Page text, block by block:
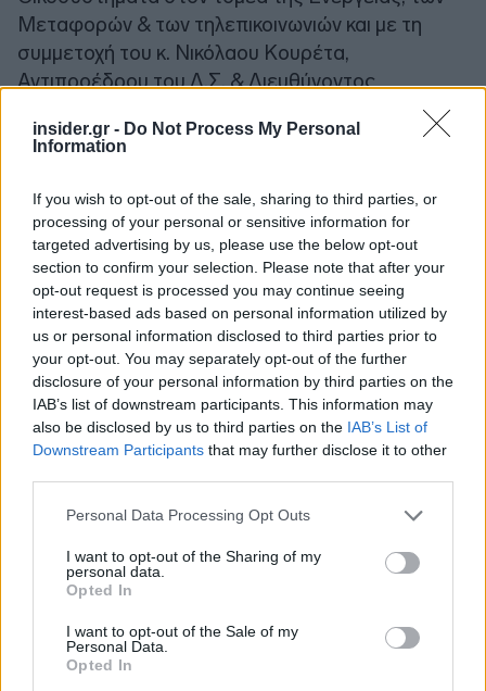
insider.gr - Do Not Process My Personal
Information
If you wish to opt-out of the sale, sharing to third parties, or
processing of your personal or sensitive information for
targeted advertising by us, please use the below opt-out
section to confirm your selection. Please note that after your
opt-out request is processed you may continue seeing
interest-based ads based on personal information utilized by
us or personal information disclosed to third parties prior to
your opt-out. You may separately opt-out of the further
disclosure of your personal information by third parties on the
IAB’s list of downstream participants. This information may
also be disclosed by us to third parties on the IAB’s List of
Downstream Participants that may further disclose it to other
Please note that this website/app uses one or more Google
not limited to your visit or usage behaviour. You may click to
grant or deny consent to Google and its third-party tags to
use your data for below specified purposes in below Google
consent section.
Personal Data Processing Opt Outs
I want to opt-out of the Sharing of my
personal data.
Opted In
I want to opt-out of the Sale of my
Personal Data.
Opted In
Μεταφορών & των τηλεπικοινωνιών και με τη
συμμετοχή του κ. Νικόλαου Κουρέτα,
Αντιπροέδρου του Δ.Σ. & Διευθύνοντος
Σωτήριου Πτωχού, Senior Executive & Co-
ενδελεχώς case studies, αλλά και νέες ιδέες που
αφορούν στον ψηφιακό μετασχηματισμό των
συγκεκριμένων κλάδων. Η συζήτηση
συντονίστηκε από τον Δρ. Χάρη Δούκα,
Αναπληρωτή Καθηγητή του Τομέα Ηλεκτρικών
Βιομηχανικών Διατάξεων και Συστημάτων
Αποφάσεων του Εθνικού Μετσόβιου
Πολυτεχνείου.
Κατόπιν, το πάνελ συζήτησης της επόμενης
ενότητας εστίασε το ενδιαφέρον του στον τομέα
της Υγείας και συγκεκριμένα στις
πάνελ συμμετείχε ο κ. Ιωάννης Κωτσιόπουλος,
Γενικός Γραμματέας Υπηρεσιών Υγείας του
Υπουργείου Υγείας, ο κ. Γιάννης Σωτηρίου, CEO
του Ινστιτούτου Φαρμακευτικής Έρευνας και
Τεχνολογίας (ΙΦΕΤ) και η Δρ. Αγγελίνα